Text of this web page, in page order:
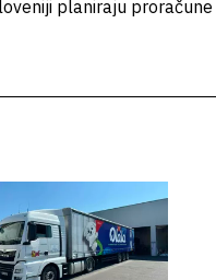
planiraju proračune